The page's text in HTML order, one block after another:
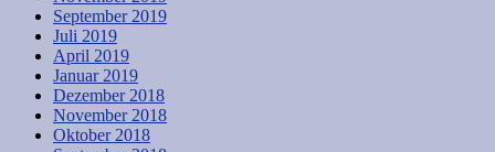
September 2019
Juli 2019
April 2019
Januar 2019
Dezember 2018
November 2018
Oktober 2018